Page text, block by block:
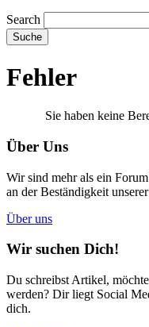
Search
Fehler
Sie haben keine
Über Uns
Wir sind mehr als ein
an der Beständigkeit
Über uns
Wir suchen Dich!
Du schreibst Artikel,
werden? Dir liegt Social
dich.